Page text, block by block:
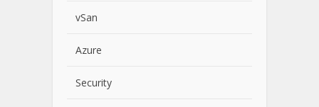
vSan
Azure
Security